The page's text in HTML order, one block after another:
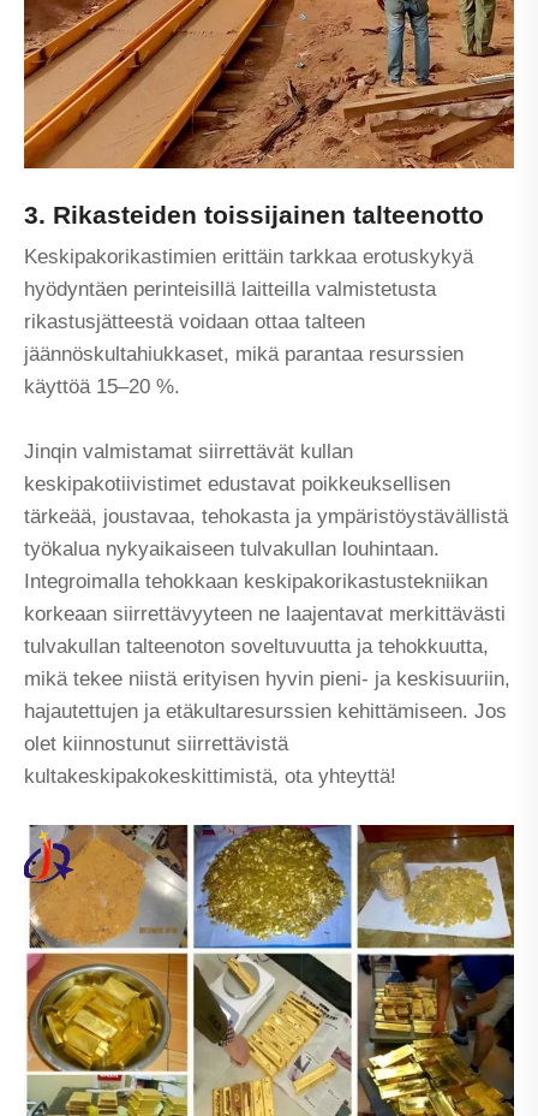
3. Rikasteiden toissijainen talteenotto
Keskipakorikastimien erittäin tarkkaa erotuskykyä
hyödyntäen perinteisillä laitteilla valmistetusta
rikastusjätteestä voidaan ottaa talteen
jäännöskultahiukkaset, mikä parantaa resurssien
käyttöä 15–20 %.
Jinqin valmistamat siirrettävät kullan
keskipakotiivistimet edustavat poikkeuksellisen
tärkeää, joustavaa, tehokasta ja ympäristöystävällistä
työkalua nykyaikaiseen tulvakullan louhintaan.
Integroimalla tehokkaan keskipakorikastustekniikan
korkeaan siirrettävyyteen ne laajentavat merkittävästi
tulvakullan talteenoton soveltuvuutta ja tehokkuutta,
mikä tekee niistä erityisen hyvin pieni- ja keskisuuriin,
hajautettujen ja etäkultaresurssien kehittämiseen. Jos
olet kiinnostunut siirrettävistä
kultakeskipakokeskittimistä, ota yhteyttä!